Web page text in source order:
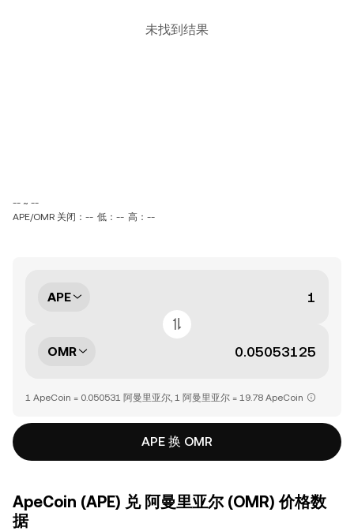
未找到结果
-- ~ --
APE/OMR 关闭：-- 低：-- 高：--
APE
OMR
1 ApeCoin = 0.050531 阿曼里亚尔, 1 阿曼里亚尔 = 19.78 ApeCoin
APE 换 OMR
ApeCoin (APE) 兑 阿曼里亚尔 (OMR) 价格数
据